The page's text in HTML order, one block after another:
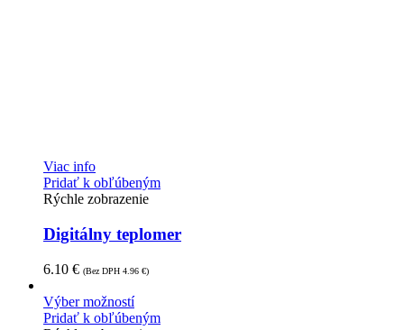
Viac info
Pridať k obľúbeným
Rýchle zobrazenie
Digitálny teplomer
6.10 € (Bez DPH 4.96 €)
Výber možností
Pridať k obľúbeným